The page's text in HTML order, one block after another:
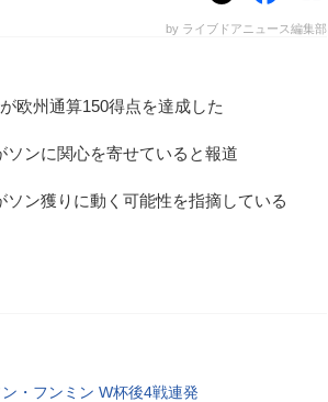
by ライブドアニュース編集部
欧州通算150得点を達成した
ンに関心を寄せていると報道
ン獲りに動く可能性を指摘している
ン・フンミン W杯後4戦連発